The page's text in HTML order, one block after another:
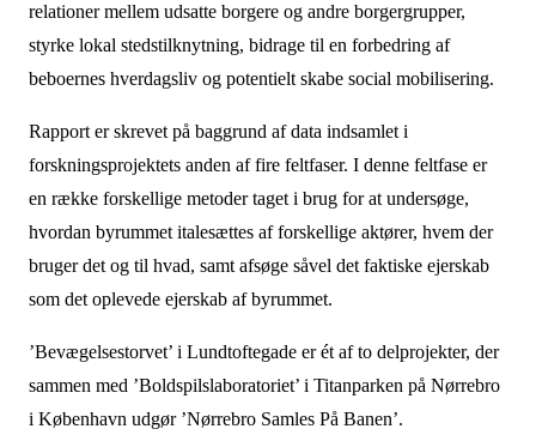
relationer mellem udsatte borgere og andre borgergrupper,
styrke lokal stedstilknytning, bidrage til en forbedring af
beboernes hverdagsliv og potentielt skabe social mobilisering.
Rapport er skrevet på baggrund af data indsamlet i
forskningsprojektets anden af fire feltfaser. I denne feltfase er
en række forskellige metoder taget i brug for at undersøge,
hvordan byrummet italesættes af forskellige aktører, hvem der
bruger det og til hvad, samt afsøge såvel det faktiske ejerskab
som det oplevede ejerskab af byrummet.
’Bevægelsestorvet’ i Lundtoftegade er ét af to delprojekter, der
sammen med ’Boldspilslaboratoriet’ i Titanparken på Nørrebro
i København udgør ’Nørrebro Samles På Banen’.